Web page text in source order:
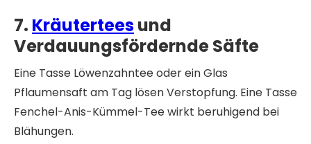
7. Kräuterteesund
Verdauungsfördernde Säfte
Eine Tasse Löwenzahntee oder ein Glas
Pflaumensaft am Tag lösen Verstopfung. Eine Tasse
Fenchel-Anis-Kümmel-Tee wirkt beruhigend bei
Blähungen.